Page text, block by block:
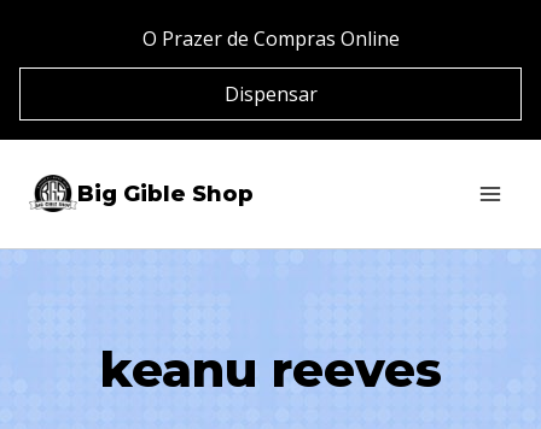
Conteúdo
O Prazer de Compras Online
Dispensar
Big Gible Shop
keanu reeves